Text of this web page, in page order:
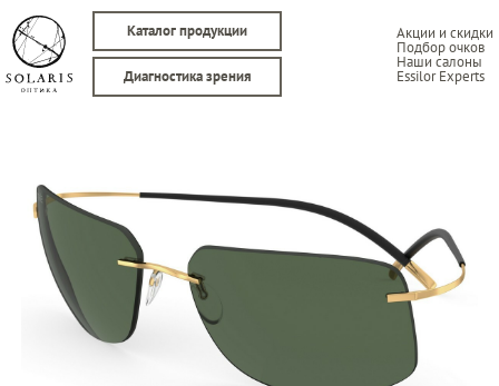
Каталог продукции Акции и скидки
Подбор очков
Наши салоны
Essilor Experts
Диагностика зрения